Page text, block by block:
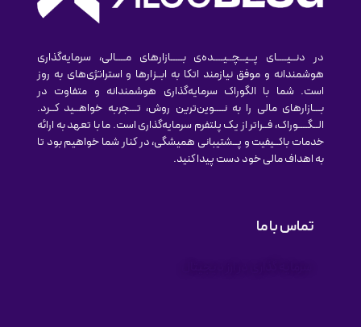
در دنــیــــای پــیــچــیــــده‌ی بـــــازارهای مــــالی، سرمایه‌گذاری
هوشمندانه و موفق نیازمند اتکا به ابــزارها و استراتژی‌های به روز
است. شما با الگوراک سرمایه‌گذاری هوشمندانه و متفاوت در
بـــازارهای مالی را به نــــوین‌ترین روش‌، تـــجربه خواهــید کــرد.
الــگــــوراک، فــراتر از یک پلتفرم سرمایه‌گذاری است. ما با تعهد به ارائه
خدمات باکــیفیت و پــشتیبانی همیشگی، در کنار شما خواهیم بود تا
به اهداف مالی خود دست پیدا کنید.
تماس با ما